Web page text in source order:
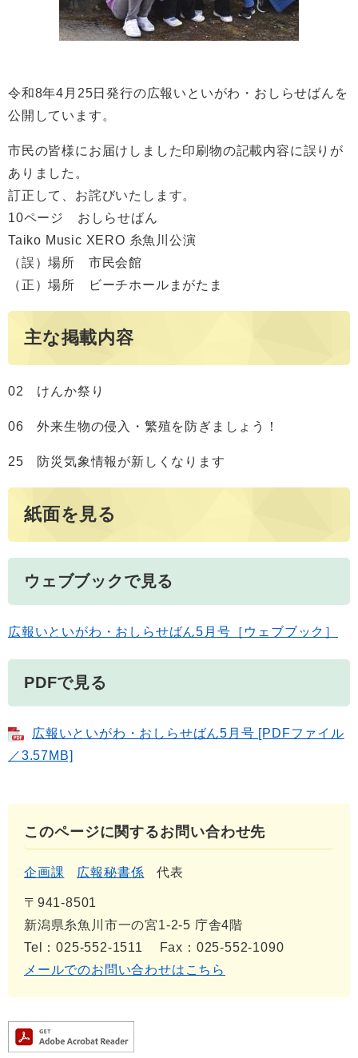
令和8年4月25日発行の広報いといがわ・おしらせばんを
公開しています。​
市民の皆様にお届けしました印刷物の記載内容に誤りが
ありました。
訂正して、お詫びいたします。
10ページ おしらせばん
Taiko Music XERO 糸魚川公演
（誤）場所 市民会館
（正）場所 ビーチホールまがたま
主な掲載内容
02 けんか祭り
06 外来生物の侵入・繁殖を防ぎましょう！
25 防災気象情報が新しくなります
紙面を見る
ウェブブックで見る
広報いといがわ・おしらせばん5月号［ウェブブック］
PDFで見る
広報いといがわ・おしらせばん5月号 [PDFファイル
／3.57MB]
このページに関するお問い合わせ先
企画課 広報秘書係 代表
〒941-8501
新潟県糸魚川市一の宮1-2-5 庁舎4階
Tel：025-552-1511
Fax：025-552-1090
メールでのお問い合わせはこちら